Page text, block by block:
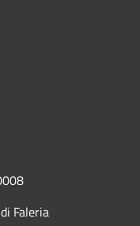
Faleria